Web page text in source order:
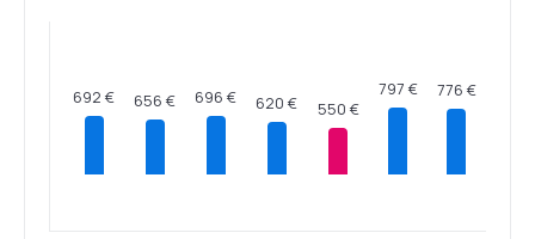
692 € 656 € 696 € 620 € 550 €
797 € 776 €